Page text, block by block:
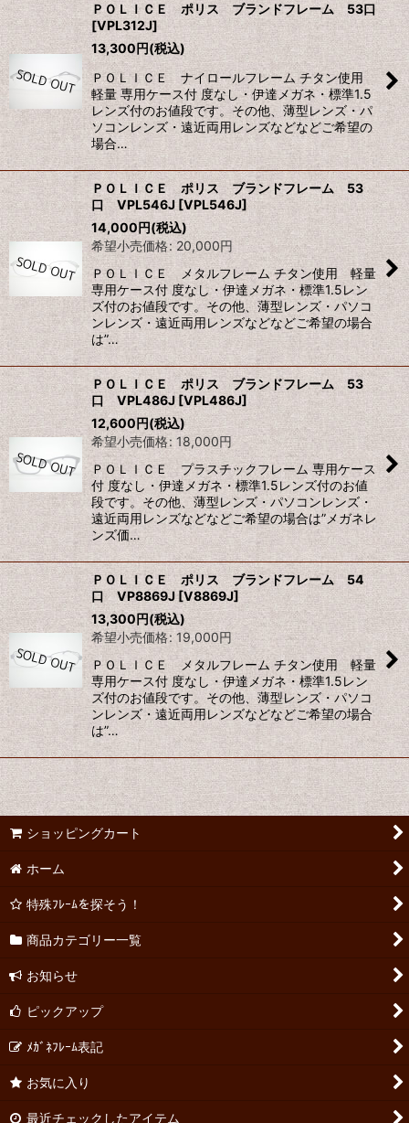
ＰＯＬＩＣＥ ポリス ブランドフレーム 53口
[VPL312J]
13,300円(税込)
ＰＯＬＩＣＥ ナイロールフレーム チタン使用
軽量 専用ケース付 度なし・伊達メガネ・標準1.5
レンズ付のお値段です。その他、薄型レンズ・パ
ソコンレンズ・遠近両用レンズなどなどご希望の
場合…
ＰＯＬＩＣＥ ポリス ブランドフレーム 53
口 VPL546J [VPL546J]
14,000円(税込)
希望小売価格: 20,000円
ＰＯＬＩＣＥ メタルフレーム チタン使用 軽量
専用ケース付 度なし・伊達メガネ・標準1.5レン
ズ付のお値段です。その他、薄型レンズ・パソコ
ンレンズ・遠近両用レンズなどなどご希望の場合
は”…
ＰＯＬＩＣＥ ポリス ブランドフレーム 53
口 VPL486J [VPL486J]
12,600円(税込)
希望小売価格: 18,000円
ＰＯＬＩＣＥ プラスチックフレーム 専用ケース
付 度なし・伊達メガネ・標準1.5レンズ付のお値
段です。その他、薄型レンズ・パソコンレンズ・
遠近両用レンズなどなどご希望の場合は”メガネレ
ンズ価…
ＰＯＬＩＣＥ ポリス ブランドフレーム 54
口 VP8869J[V8869J]
13,300円(税込)
希望小売価格: 19,000円
ＰＯＬＩＣＥ メタルフレーム チタン使用 軽量
専用ケース付 度なし・伊達メガネ・標準1.5レン
ズ付のお値段です。その他、薄型レンズ・パソコ
ンレンズ・遠近両用レンズなどなどご希望の場合
は”…
ショッピングカート
ホーム
特殊ﾌﾚｰﾑを探そう！
商品カテゴリー一覧
お知らせ
ピックアップ
ﾒｶﾞﾈﾌﾚｰﾑ表記
お気に入り
最近チェックしたアイテム